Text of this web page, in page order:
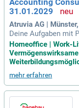
Accounting
31.01.2029
Atruvia AG |
Deine Aufgaben mit
ür die Atruvia AG
nd um die Themen
alversteuerung
Homeoffice | Work-
mehr erfahren